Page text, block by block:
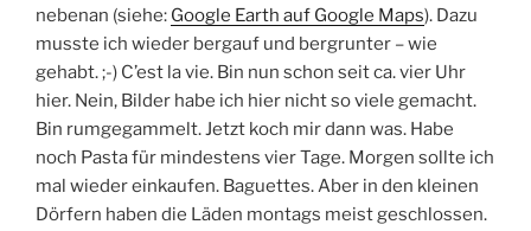
nebenan (siehe: Google Earth auf Google Maps). Dazu
musste ich wieder bergauf und bergrunter – wie
gehabt. ;-) C’est la vie. Bin nun schon seit ca. vier Uhr
hier. Nein, Bilder habe ich hier nicht so viele gemacht.
Bin rumgegammelt. Jetzt koch mir dann was. Habe
noch Pasta für mindestens vier Tage. Morgen sollte ich
mal wieder einkaufen. Baguettes. Aber in den kleinen
Dörfern haben die Läden montags meist geschlossen.